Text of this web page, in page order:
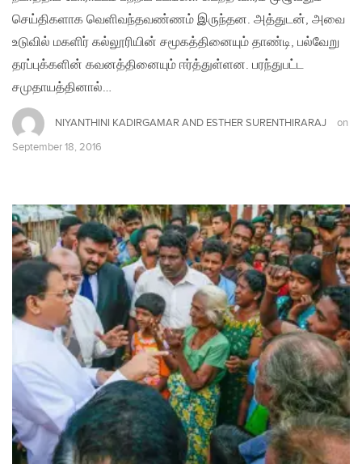
செய்திகளாக வெளிவந்தவண்ணம் இருந்தன. அத்துடன், அவை
உடுவில் மகளிர் கல்லூரியின் சமூகத்தினையும் தாண்டி, பல்வேறு
தரப்புக்களின் கவனத்தினையும் ஈர்த்துள்ளன. பரந்துபட்ட
சமுதாயத்தினால்…
NIYANTHINI KADIRGAMAR AND ESTHER SURENTHIRARAJ
on
September 18, 2016